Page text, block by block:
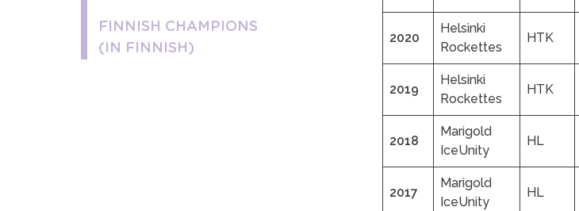
FINNISH CHAMPIONS
(IN FINNISH)
2020
Helsinki
Rockettes
HTK
2019
Helsinki
Rockettes
HTK
2018
Marigold
IceUnity
HL
2017
Marigold
IceUnity
HL